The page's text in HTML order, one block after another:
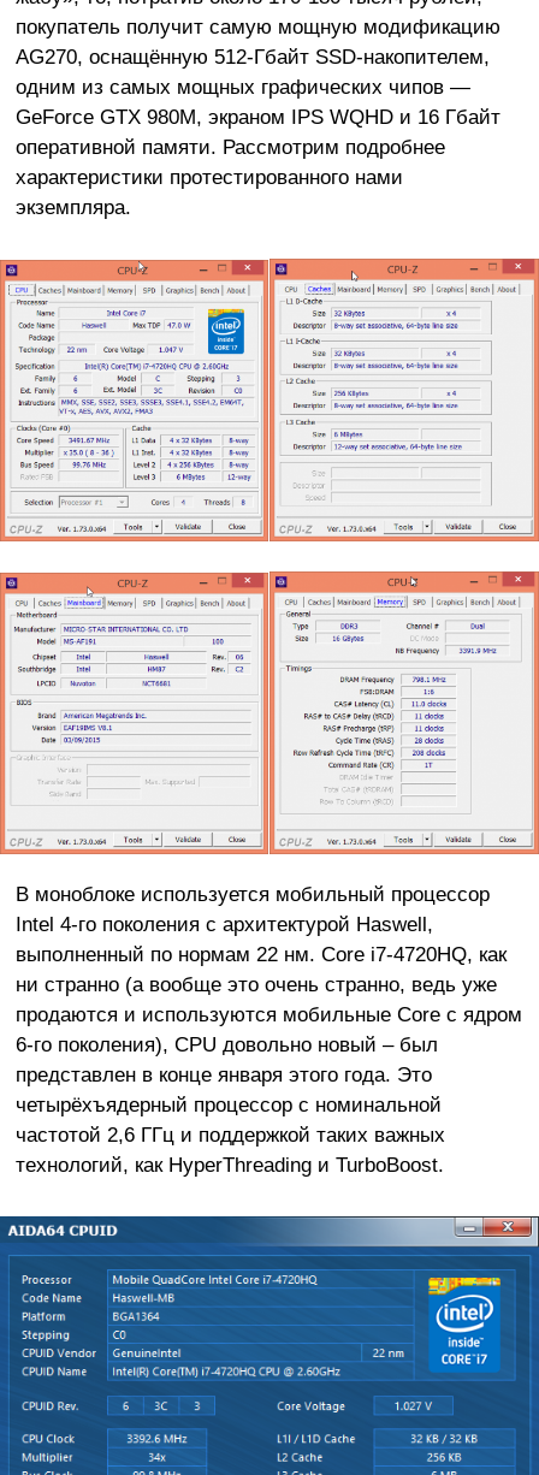
покупатель получит самую мощную модификацию
AG270, оснащённую 512-Гбайт SSD-накопителем,
одним из самых мощных графических чипов —
GeForce GTX 980M, экраном IPS WQHD и 16 Гбайт
оперативной памяти. Рассмотрим подробнее
характеристики протестированного нами
экземпляра.
В моноблоке используется мобильный процессор
Intel 4-го поколения с архитектурой Haswell,
выполненный по нормам 22 нм. Core i7-4720HQ, как
ни странно (а вообще это очень странно, ведь уже
продаются и используются мобильные Core с ядром
6-го поколения), CPU довольно новый – был
представлен в конце января этого года. Это
четырёхъядерный процессор с номинальной
частотой 2,6 ГГц и поддержкой таких важных
технологий, как HyperThreading и TurboBoost.